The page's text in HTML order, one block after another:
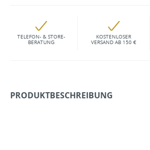
TELEFON- & STORE-
BERATUNG
KOSTENLOSER
VERSAND AB 150 €
PRODUKTBESCHREIBUNG